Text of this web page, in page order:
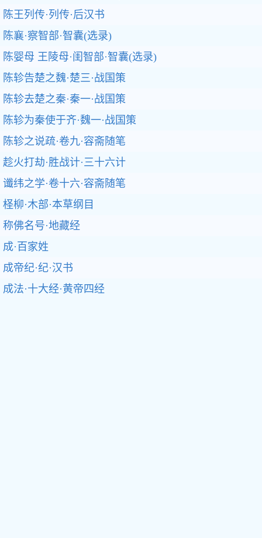
陈王列传·列传·后汉书
陈襄·察智部·智囊(选录)
陈婴母 王陵母·闺智部·智囊(选录)
陈轸告楚之魏·楚三·战国策
陈轸去楚之秦·秦一·战国策
陈轸为秦使于齐·魏一·战国策
陈轸之说疏·卷九·容斋随笔
趁火打劫·胜战计·三十六计
谶纬之学·卷十六·容斋随笔
柽柳·木部·本草纲目
称佛名号·地藏经
成·百家姓
成帝纪·纪·汉书
成法·十大经·黄帝四经